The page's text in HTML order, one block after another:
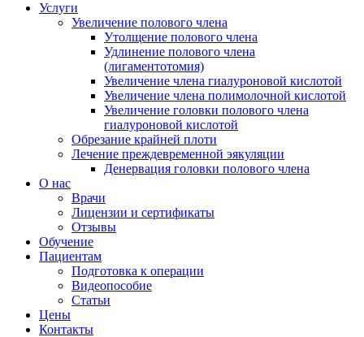
Услуги
Увеличение полового члена
Утолщение полового члена
Удлинение полового члена
(лигаментотомия)
Увеличение члена гиалуроновой кислотой
Увеличение члена полимолочной кислотой
Увеличение головки полового члена
гиалуроновой кислотой
Обрезание крайней плоти
Лечение преждевременной эякуляции
Денервация головки полового члена
О нас
Врачи
Лицензии и сертификаты
Отзывы
Обучение
Пациентам
Подготовка к операции
Видеопособие
Статьи
Цены
Контакты